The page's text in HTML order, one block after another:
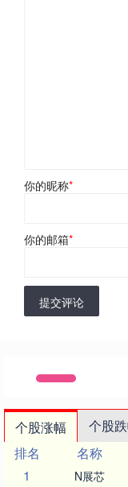
你的昵称*
你的邮箱*
提交评论
个股涨幅 个股
排名
名称
1
N展芯